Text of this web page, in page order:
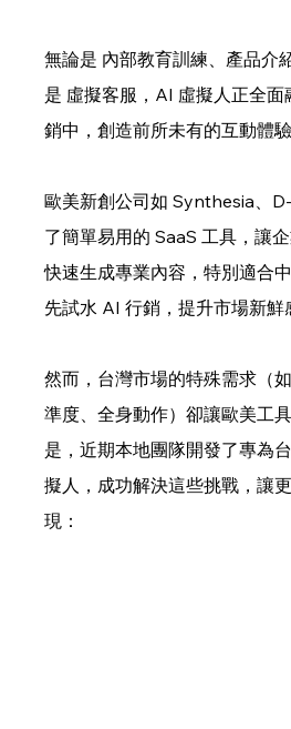
無論是 內部教育訓練、產品介
是 虛擬客服，AI 虛擬人正全
銷中，創造前所未有的互動體
歐美新創公司如 Synthesia、
了簡單易用的 SaaS 工具，讓
快速生成專業內容，特別適合
先試水 AI 行銷，提升市場新鮮
然而，台灣市場的特殊需求（
準度、全身動作）卻讓歐美工
是，近期本地團隊開發了專為
擬人，成功解決這些挑戰，讓
現：